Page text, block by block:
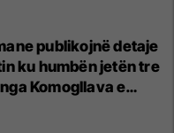
publikojnë detaje
ku humbën jetën tre
Komogllava e